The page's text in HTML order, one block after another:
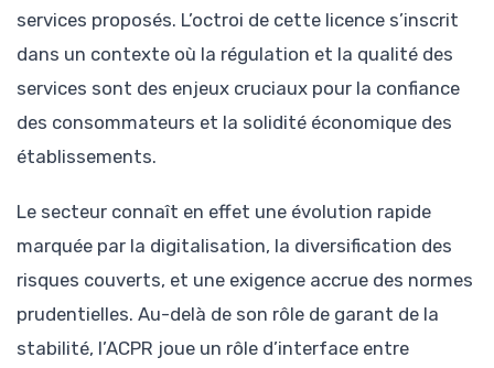
services proposés. L’octroi de cette licence s’inscrit
dans un contexte où la régulation et la qualité des
services sont des enjeux cruciaux pour la confiance
des consommateurs et la solidité économique des
établissements.
Le secteur connaît en effet une évolution rapide
marquée par la digitalisation, la diversification des
risques couverts, et une exigence accrue des normes
prudentielles. Au-delà de son rôle de garant de la
stabilité, l’ACPR joue un rôle d’interface entre